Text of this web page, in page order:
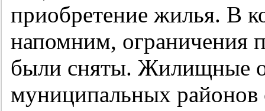
приобретение жилья. В
напомним, ограничения
были сняты. Жилищные
муниципальных районов